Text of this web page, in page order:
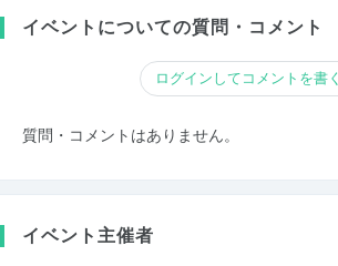
イベントについての質問・コメント
ログインしてコメントを書く
質問・コメントはありません。
イベント主催者